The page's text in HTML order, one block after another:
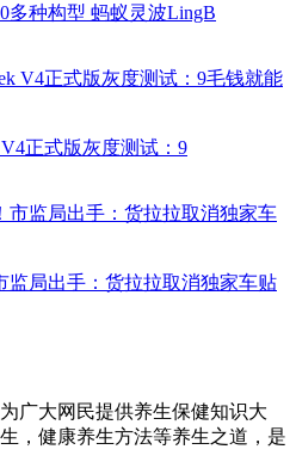
多种构型 蚂蚁灵波LingB
正式版灰度测试：9
监局出手：货拉拉取消独家车贴
广大网民提供养生保健知识大
，健康养生方法等养生之道，是